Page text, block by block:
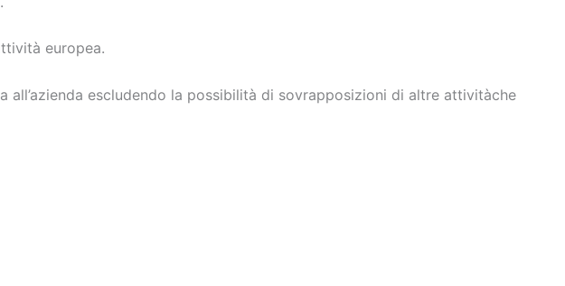
europea.
escludendo la possibilità di sovrapposizioni di altre attivitàche